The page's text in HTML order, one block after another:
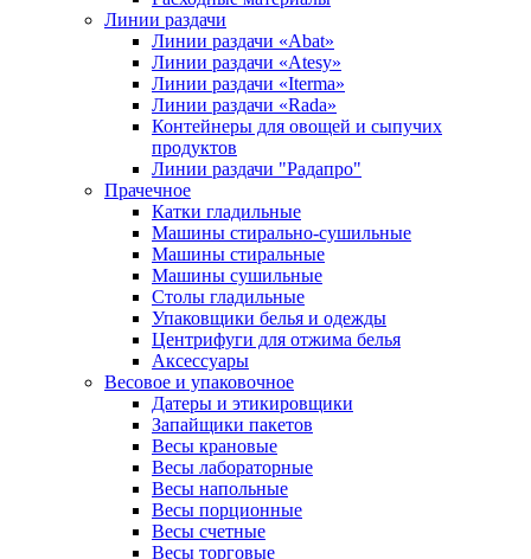
Линии раздачи
Линии раздачи «Abat»
Линии раздачи «Atesy»
Линии раздачи «Iterma»
Линии раздачи «Rada»
Контейнеры для овощей и сыпучих
продуктов
Линии раздачи "Радапро"
Прачечное
Катки гладильные
Машины стирально-сушильные
Машины стиральные
Машины сушильные
Столы гладильные
Упаковщики белья и одежды
Центрифуги для отжима белья
Аксессуары
Весовое и упаковочное
Датеры и этикировщики
Запайщики пакетов
Весы крановые
Весы лабораторные
Весы напольные
Весы порционные
Весы счетные
Весы торговые